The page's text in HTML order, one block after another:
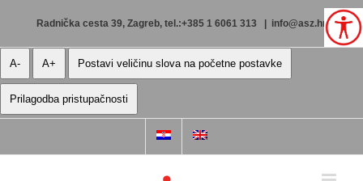
Radnička cesta 39, Zagreb, tel.:+385 1 6061 313 info@asz.hr
A- A+ Postavi veličinu slova na početne postavke
Prilagodba pristupačnosti